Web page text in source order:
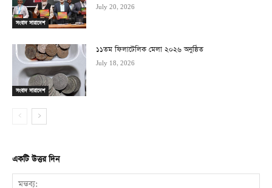
সংবাদ সারাদেশ
July 20, 2026
সংবাদ সারাদেশ
১১তম ফিলাটেলিক মেলা ২০২৬ অনুষ্ঠিত
July 18, 2026
একটি উত্তর দিন